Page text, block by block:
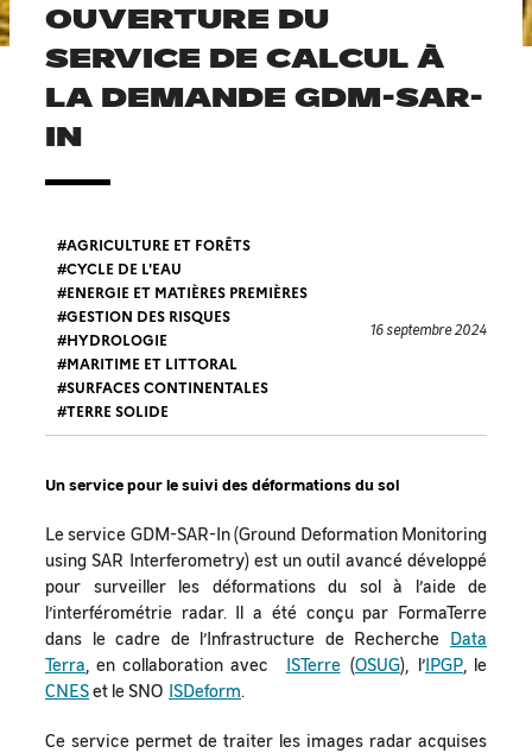
OUVERTURE DU
SERVICE DE CALCUL À
LA DEMANDE GDM-SAR-
IN
AGRICULTURE ET FORÊTS
CYCLE DE L'EAU
ENERGIE ET MATIÈRES PREMIÈRES
GESTION DES RISQUES
HYDROLOGIE
MARITIME ET LITTORAL
SURFACES CONTINENTALES
TERRE SOLIDE
16 septembre 2024
Un service pour le suivi des déformations du sol
Le service GDM-SAR-In (Ground Deformation Monitoring
using SAR Interferometry) est un outil avancé développé
pour surveiller les déformations du sol à l’aide de
l’interférométrie radar. Il a été conçu par FormaTerre
dans le cadre de l’Infrastructure de Recherche Data
Terra, en collaboration avec ISTerre(OSUG), l’IPGP, le
CNESet le SNO ISDeform.
Ce service permet de traiter les images radar acquises